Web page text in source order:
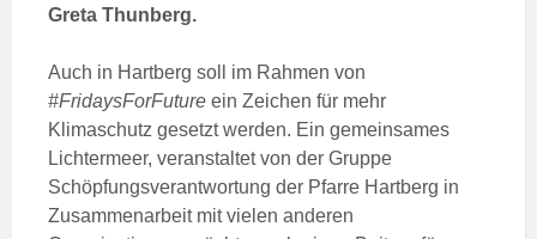
Greta Thunberg.
Auch in Hartberg soll im Rahmen von
#FridaysForFuture ein Zeichen für mehr
Klimaschutz gesetzt werden. Ein gemeinsames
Lichtermeer, veranstaltet von der Gruppe
Schöpfungsverantwortung der Pfarre Hartberg in
Zusammenarbeit mit vielen anderen